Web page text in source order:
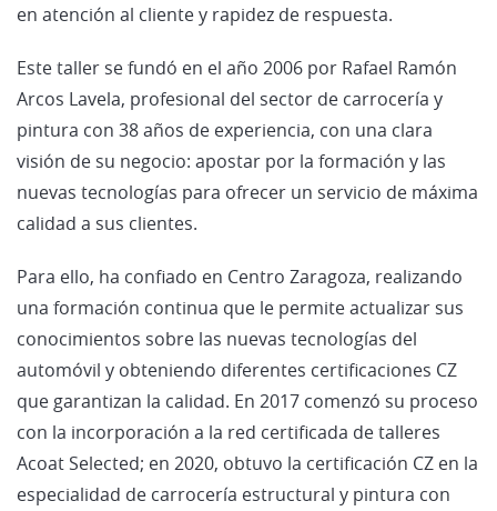
en atención al cliente y rapidez de respuesta.
Este taller se fundó en el año 2006 por Rafael Ramón
Arcos Lavela, profesional del sector de carrocería y
pintura con 38 años de experiencia, con una clara
visión de su negocio: apostar por la formación y las
nuevas tecnologías para ofrecer un servicio de máxima
calidad a sus clientes.
Para ello, ha confiado en Centro Zaragoza, realizando
una formación continua que le permite actualizar sus
conocimientos sobre las nuevas tecnologías del
automóvil y obteniendo diferentes certificaciones CZ
que garantizan la calidad. En 2017 comenzó su proceso
con la incorporación a la red certificada de talleres
Acoat Selected; en 2020, obtuvo la certificación CZ en la
especialidad de carrocería estructural y pintura con